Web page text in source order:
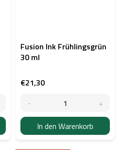
Fusion Ink Frühlingsgrün
30 ml
€21,30
In den Warenkorb